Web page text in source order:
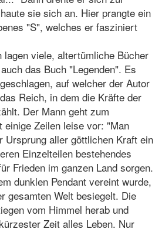
sie sich an. Hier prangte ein
"S", welches er fasziniert
viele, altertümliche Bücher
das Buch "Legenden". Es
auf welcher der Autor
Reich, in dem die Kräfte der
Der Mann geht zum
einige Zeilen leise vor: "Man
Ursprung aller göttlichen Kraft ein
Einzelteilen bestehendes
Frieden im ganzen Land sorgen.
dunklen Pendant vereint wurde,
gesamten Welt besiegelt. Die
vom Himmel herab und
Zeit alles Leben. Nur